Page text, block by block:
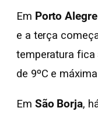
Em Porto Alegre
e a terça
temperatura fica
de 9ºC e
Em São Borja,